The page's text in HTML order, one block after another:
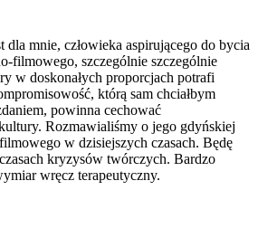
dla mnie, człowieka aspirującego do bycia
filmowego, szczególnie szczególnie
w doskonałych proporcjach potrafi
którą sam chciałbym
powinna cechować
Rozmawialiśmy o jego gdyńskiej
w dzisiejszych czasach. Będę
kryzysów twórczych. Bardzo
wręcz terapeutyczny.